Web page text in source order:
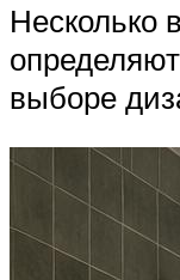
Несколько
выборе